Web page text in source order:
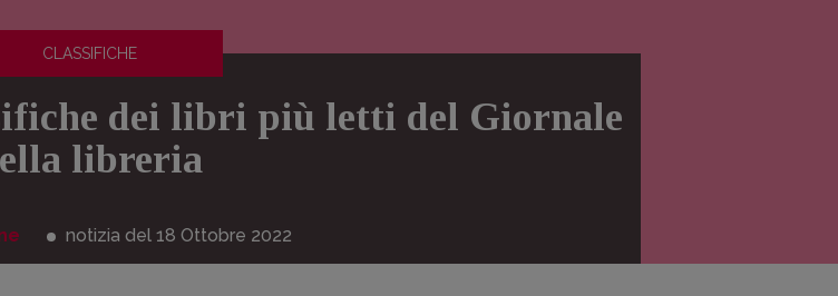
CLASSIFICHE
dei libri più letti del Giornale
libreria
notizia del 18 Ottobre 2022